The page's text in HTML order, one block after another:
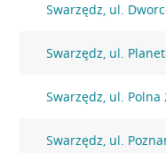
Swarzędz, ul.
Swarzędz, ul.
Swarzędz, ul. Polna
Swarzędz, ul.